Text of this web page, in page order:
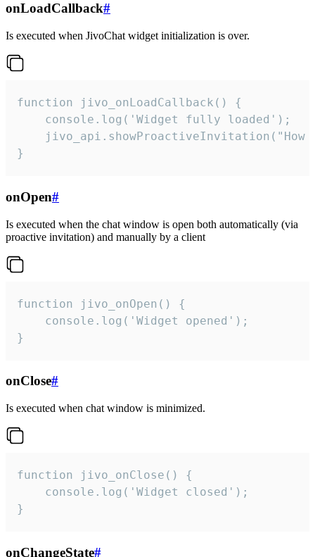
onLoadCallback#
Is executed when JivoChat widget initialization is over.
function jivo_onLoadCallback() {
    console.log('Widget fully loaded');
jivo_api.showProactiveInvitation("How
}
onOpen#
Is executed when the chat window is open both automatically (via
proactive invitation) and manually by a client
function jivo_onOpen() {
    console.log('Widget opened');
}
onClose#
Is executed when chat window is minimized.
function jivo_onClose() {
    console.log('Widget closed');
}
onChangeState#